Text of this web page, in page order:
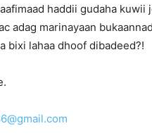
haddii gudaha kuwii
adag marinayaan
bixi lahaa dhoof dibadeed?!